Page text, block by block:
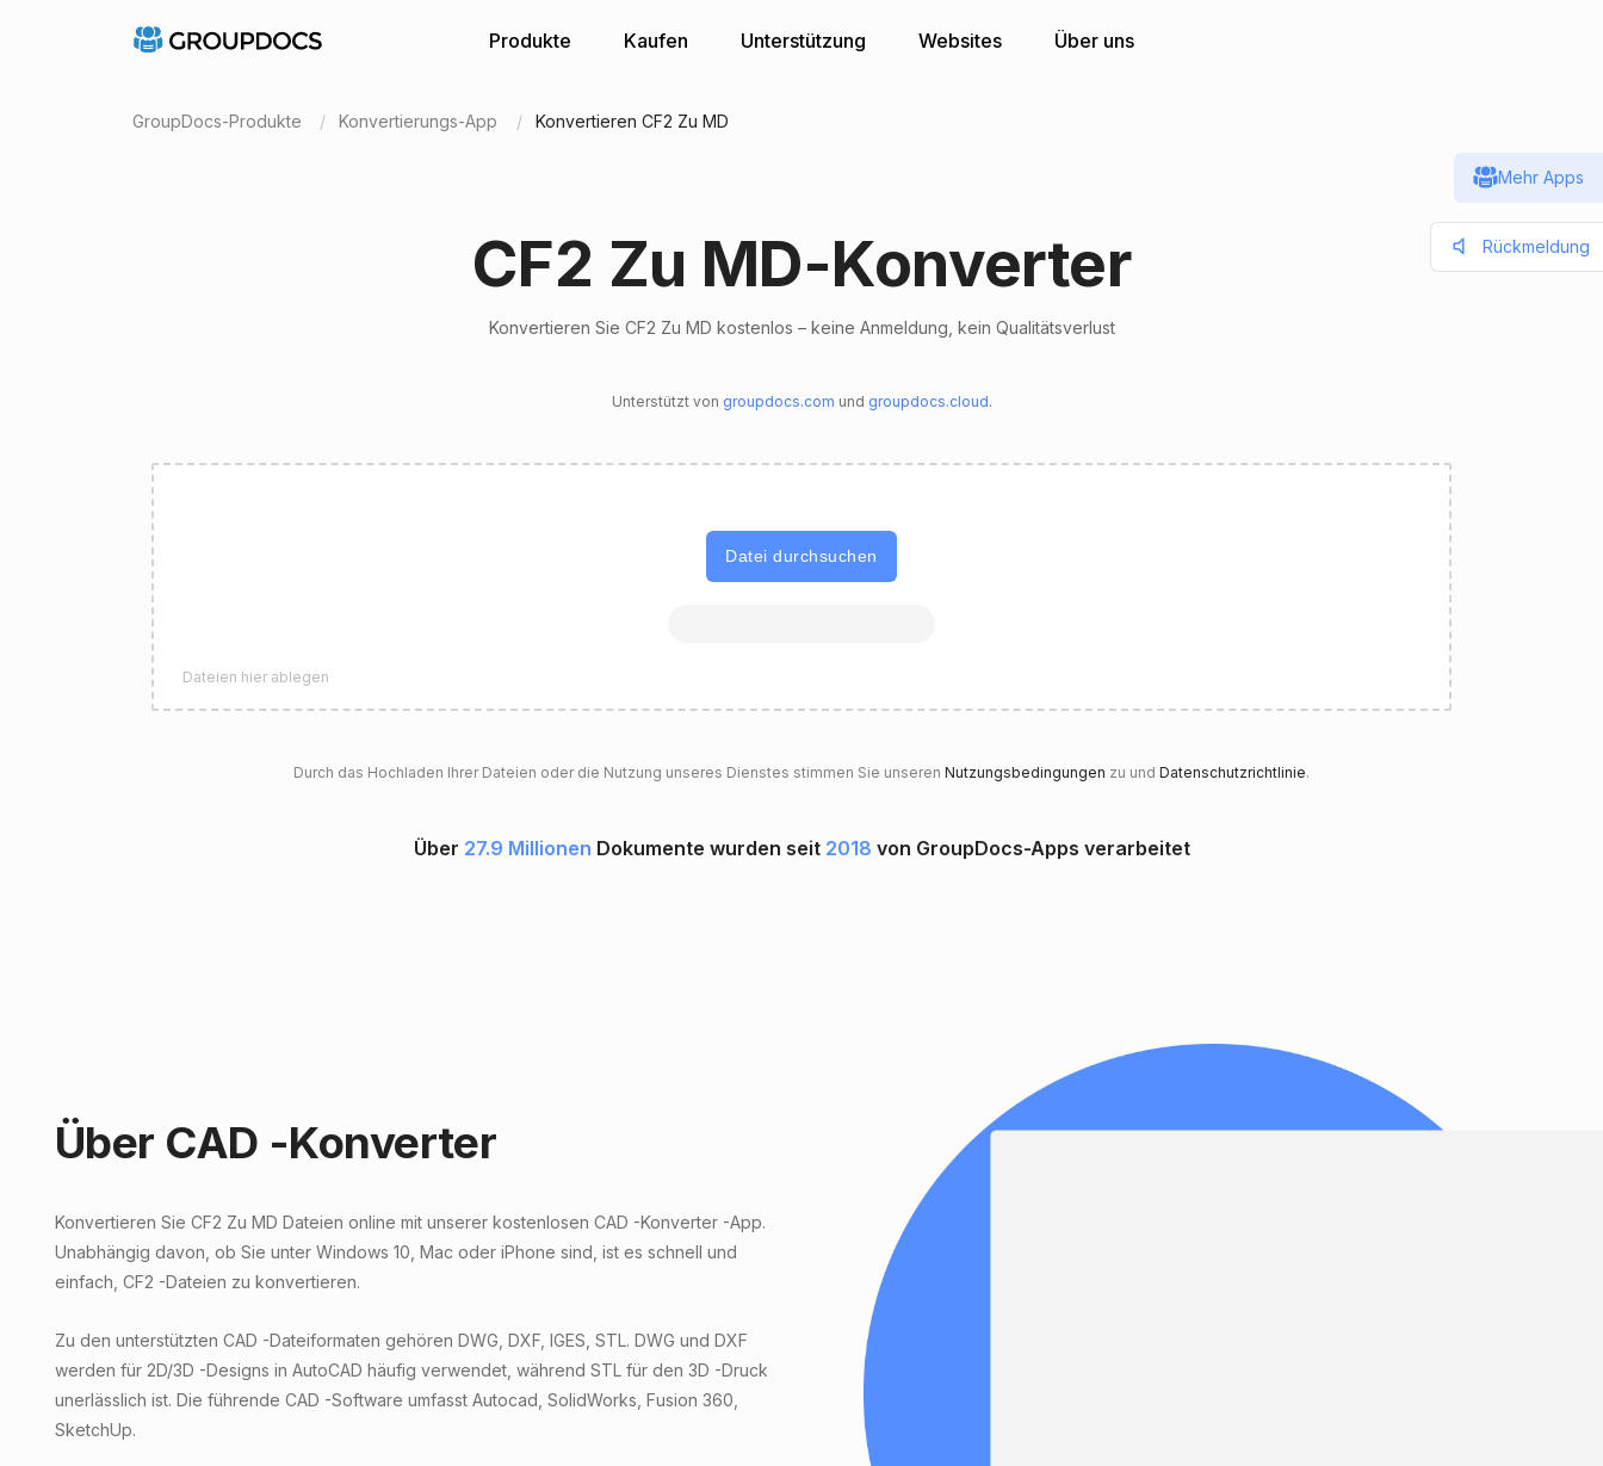
Produkte Kaufen Unterstützung Websites Über uns
GroupDocs-Produkte Konvertierungs-App Konvertieren CF2 Zu MD
CF2 Zu MD-Konverter
Konvertieren Sie CF2 Zu MD kostenlos – keine Anmeldung, kein Qualitätsverlust
Unterstützt von groupdocs.com und groupdocs.cloud.
Datei durchsuchen
Dateien hier ablegen
Durch das Hochladen Ihrer Dateien oder die Nutzung unseres Dienstes stimmen Sie unseren Nutzungsbedingungen zu und Datenschutzrichtlinie.
Über 27.9 Millionen Dokumente wurden seit 2018 von GroupDocs-Apps verarbeitet
Über CAD -Konverter
Konvertieren Sie CF2 Zu MD Dateien online mit unserer kostenlosen CAD -Konverter -App.
Unabhängig davon, ob Sie unter Windows 10, Mac oder iPhone sind, ist es schnell und
einfach, CF2 -Dateien zu konvertieren.
Zu den unterstützten CAD -Dateiformaten gehören DWG, DXF, IGES, STL. DWG und DXF
werden für 2D/3D -Designs in AutoCAD häufig verwendet, während STL für den 3D -Druck
unerlässlich ist. Die führende CAD -Software umfasst Autocad, SolidWorks, Fusion 360,
SketchUp.
Mehr Apps
Rückmeldung